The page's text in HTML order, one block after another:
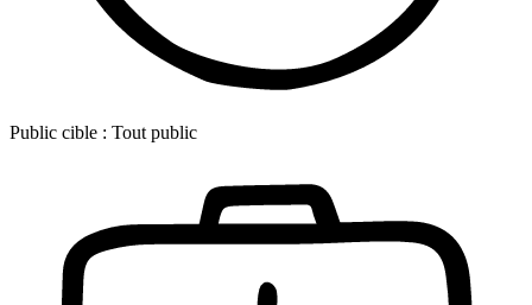
Public cible : Tout public